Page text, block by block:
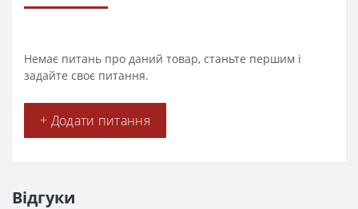
Немає питань про даний товар, станьте першим і
задайте своє питання.
+ Додати питання
Відгуки